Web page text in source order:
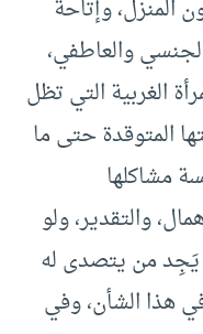
وإتاحة
والعاطفي،
الغربية التي تظل
المتوقدة حتى ما
مشاكلها
والتقدير، ولو
يَجِد من يتصدى له
هذا الشأن، وفي